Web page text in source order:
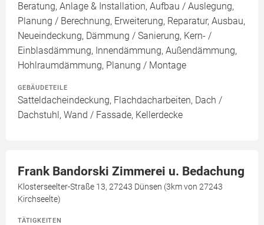
Beratung, Anlage & Installation, Aufbau / Auslegung,
Planung / Berechnung, Erweiterung, Reparatur, Ausbau,
Neueindeckung, Dämmung / Sanierung, Kern- /
Einblasdämmung, Innendämmung, Außendämmung,
Hohlraumdämmung, Planung / Montage
GEBÄUDETEILE
Satteldacheindeckung, Flachdacharbeiten, Dach /
Dachstuhl, Wand / Fassade, Kellerdecke
Frank Bandorski Zimmerei u. Bedachung
Klosterseelter-Straße 13, 27243 Dünsen (3km von 27243
Kirchseelte)
TÄTIGKEITEN